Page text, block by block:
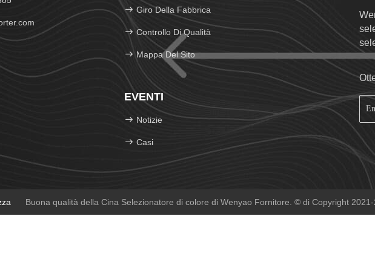
Giro Della Fabbrica
Controllo Di Qualità
Mappa Del Sito
EVENTI
Notizie
Casi
Buona qualità della Cina Selezionatore di colore di Wenyao Fornitore. © di Copyright